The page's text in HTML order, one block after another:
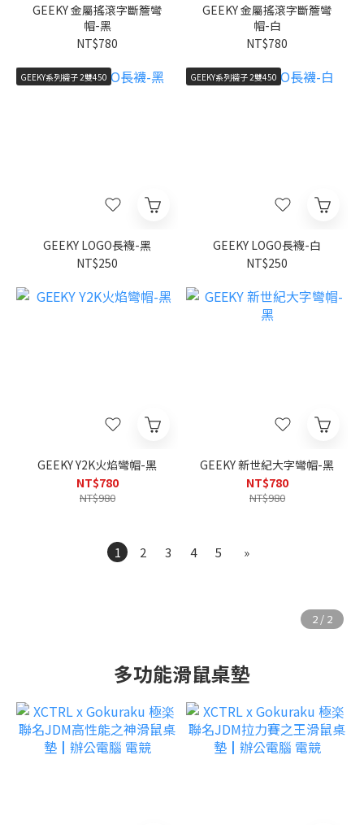
GEEKY 金屬搖滾字斷簷彎
帽-黑
NT$780
GEEKY 金屬搖滾字斷簷彎
帽-白
NT$780
GEEKY系列襪子 2雙450
GEEKY LOGO長襪-黑
NT$250
GEEKY系列襪子 2雙450
GEEKY LOGO長襪-白
NT$250
GEEKY Y2K火焰彎帽-黑
NT$780
NT$980
GEEKY 新世紀大字彎帽-黑
NT$780
NT$980
1 2 3 4 5 »
多功能滑鼠桌墊